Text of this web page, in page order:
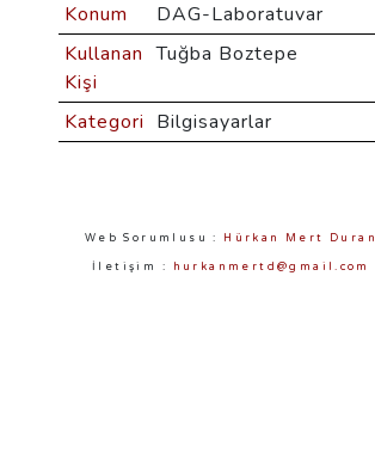
Konum
DAG-Laboratuvar
Kullanan
Kişi
Tuğba Boztepe
Kategori Bilgisayarlar
Web Sorumlusu : Hürkan Mert Duran
İletişim : hurkanmertd@gmail.com